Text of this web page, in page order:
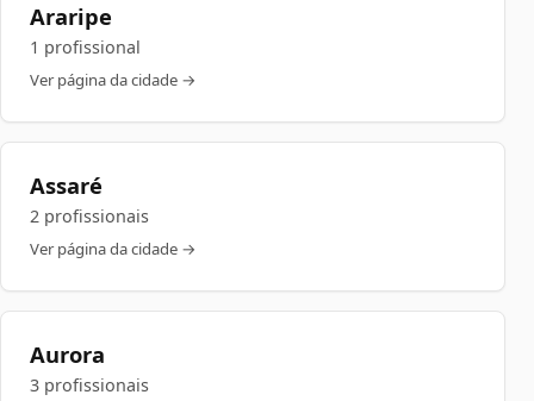
Araripe
1 profissional
Ver página da cidade →
Assaré
2 profissionais
Ver página da cidade →
Aurora
3 profissionais